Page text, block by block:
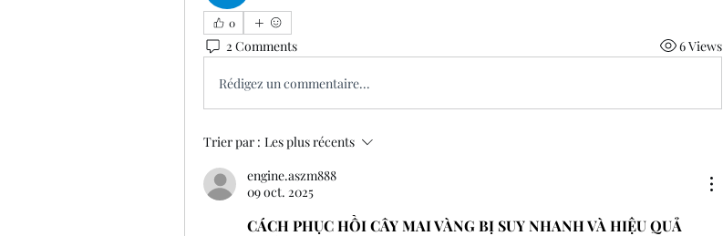
0
2 Comments 6 Views
Rédigez un commentaire...
Trier par : Les plus récents
engine.aszm888
09 oct. 2025
CÁCH PHỤC HỒI CÂY MAI VÀNG BỊ SUY NHANH VÀ HIỆU QUẢ